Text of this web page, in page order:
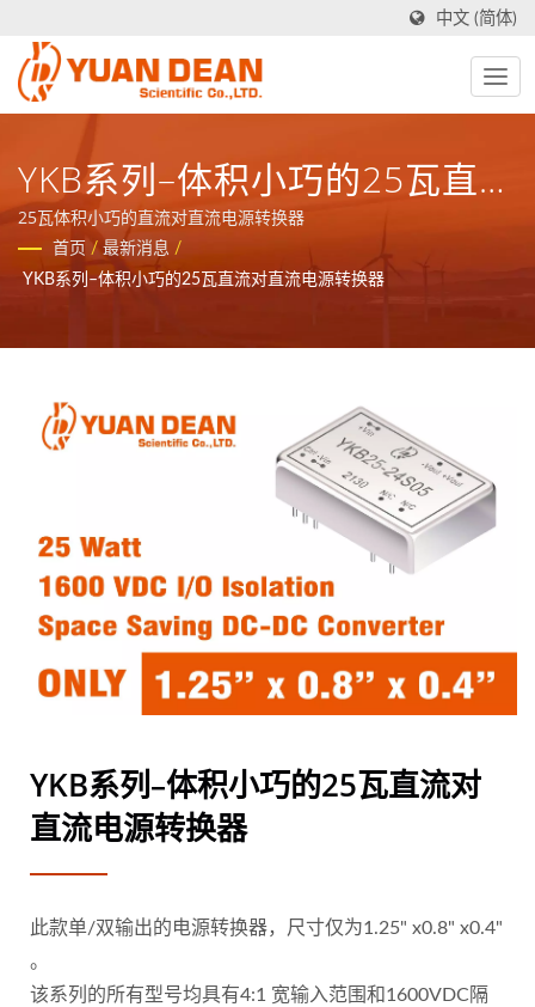
中文 (简体)
YKB系列–体积小巧的25瓦直流
对直流电源转换器
25瓦体积小巧的直流对直流电源转换器
首页 / 最新消息 /
YKB系列–体积小巧的25瓦直流对直流电源转换器
YKB系列–体积小巧的25瓦直流对
直流电源转换器
此款单/双输出的电源转换器，尺寸仅为1.25" x0.8" x0.4"
。
该系列的所有型号均具有4:1 宽输入范围和1600VDC隔